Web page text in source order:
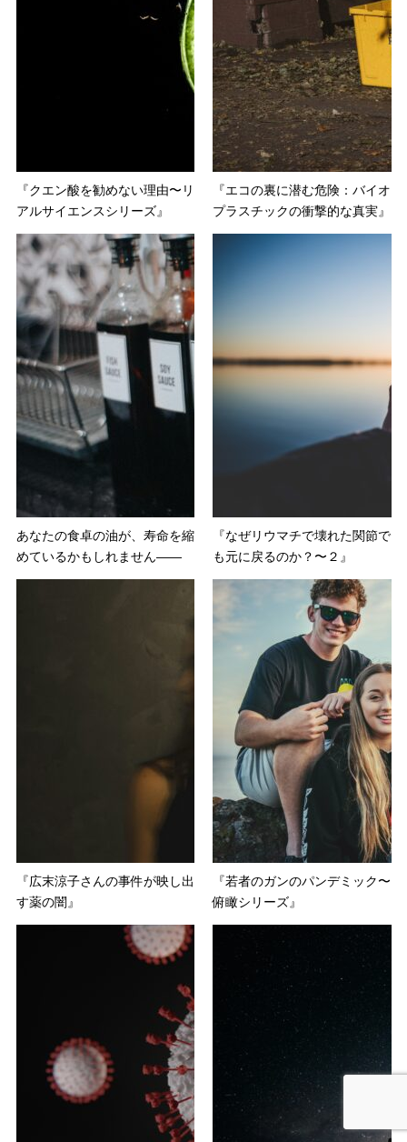
『クエン酸を勧めない理由〜リ
アルサイエンスシリーズ』
『エコの裏に潜む危険：バイオ
プラスチックの衝撃的な真実』
あなたの食卓の油が、寿命を縮
めているかもしれません――
『なぜリウマチで壊れた関節で
も元に戻るのか？〜２』
『広末涼子さんの事件が映し出
す薬の闇』
『若者のガンのパンデミック〜
俯瞰シリーズ』